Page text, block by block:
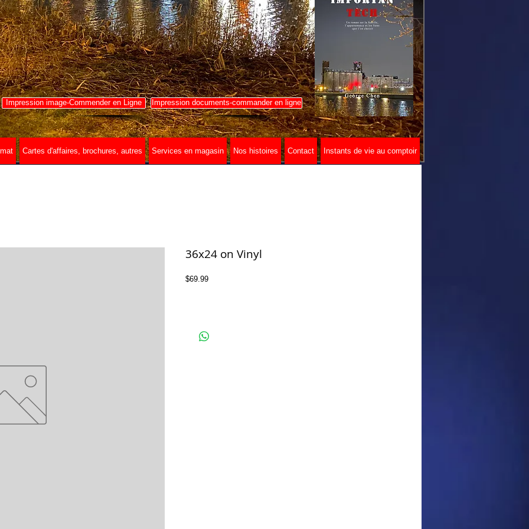
Cartes d'affaires, brochures, autres Services en magasin Nos histoires Contact Instants de vie au comptoir
Impression image-Commender en Ligne Impression documents-commander en ligne
36x24 on Vinyl
$69.99Price